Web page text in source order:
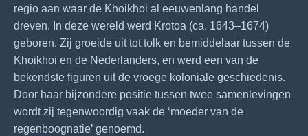
regio aan waar de Khoikhoi al eeuwenlang handel
dreven. In deze wereld werd Krotoa (ca. 1643–1674)
geboren. Zij groeide uit tot tolk en bemiddelaar tussen de
Khoikhoi en de Nederlanders, en werd een van de
bekendste figuren uit de vroege koloniale geschiedenis.
Door haar bijzondere positie tussen twee samenlevingen
wordt zij tegenwoordig vaak de ‘moeder van de
regenboognatie’ genoemd.